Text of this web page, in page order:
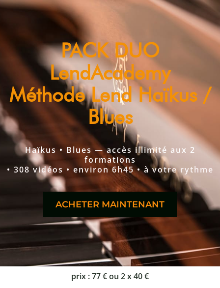
PACK DUO
LendAcademy
Méthode Lend Haïkus /
Blues
Haïkus • Blues — accès illimité aux 2
formations
• 308 vidéos • environ 6h45 • à votre rythme
ACHETER MAINTENANT
prix : 77 € ou 2 x 40 €